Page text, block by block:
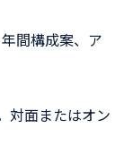
間構成案、ア
対面またはオン